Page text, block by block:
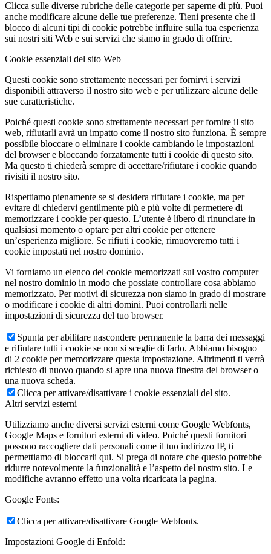
Clicca sulle diverse rubriche delle categorie per saperne di più. Puoi
anche modificare alcune delle tue preferenze. Tieni presente che il
blocco di alcuni tipi di cookie potrebbe influire sulla tua esperienza
sui nostri siti Web e sui servizi che siamo in grado di offrire.
Cookie essenziali del sito Web
Questi cookie sono strettamente necessari per fornirvi i servizi
disponibili attraverso il nostro sito web e per utilizzare alcune delle
sue caratteristiche.
Poiché questi cookie sono strettamente necessari per fornire il sito
web, rifiutarli avrà un impatto come il nostro sito funziona. È sempre
possibile bloccare o eliminare i cookie cambiando le impostazioni
del browser e bloccando forzatamente tutti i cookie di questo sito.
Ma questo ti chiederà sempre di accettare/rifiutare i cookie quando
rivisiti il nostro sito.
Rispettiamo pienamente se si desidera rifiutare i cookie, ma per
evitare di chiedervi gentilmente più e più volte di permettere di
memorizzare i cookie per questo. L’utente è libero di rinunciare in
qualsiasi momento o optare per altri cookie per ottenere
un’esperienza migliore. Se rifiuti i cookie, rimuoveremo tutti i
cookie impostati nel nostro dominio.
Vi forniamo un elenco dei cookie memorizzati sul vostro computer
nel nostro dominio in modo che possiate controllare cosa abbiamo
memorizzato. Per motivi di sicurezza non siamo in grado di mostrare
o modificare i cookie di altri domini. Puoi controllarli nelle
impostazioni di sicurezza del tuo browser.
Spunta per abilitare nascondere permanente la barra dei messaggi
e rifiutare tutti i cookie se non si sceglie di farlo. Abbiamo bisogno
di 2 cookie per memorizzare questa impostazione. Altrimenti ti verrà
richiesto di nuovo quando si apre una nuova finestra del browser o
una nuova scheda.
Clicca per attivare/disattivare i cookie essenziali del sito.
Altri servizi esterni
Utilizziamo anche diversi servizi esterni come Google Webfonts,
Google Maps e fornitori esterni di video. Poiché questi fornitori
possono raccogliere dati personali come il tuo indirizzo IP, ti
permettiamo di bloccarli qui. Si prega di notare che questo potrebbe
ridurre notevolmente la funzionalità e l’aspetto del nostro sito. Le
modifiche avranno effetto una volta ricaricata la pagina.
Google Fonts:
Clicca per attivare/disattivare Google Webfonts.
Impostazioni Google di Enfold: